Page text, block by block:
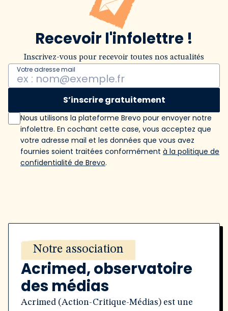
Recevoir l'infolettre !
Inscrivez-vous pour recevoir toutes nos actualités
Votre adresse mail
S’inscrire gratuitement
Nous utilisons la plateforme Brevo pour envoyer notre
infolettre. En cochant cette case, vous acceptez que
votre adresse mail et les données que vous avez
fournies soient traitées conformément à la politique de
confidentialité de Brevo.
Notre association
Acrimed, observatoire
des médias
Acrimed (Action-Critique-Médias) est une